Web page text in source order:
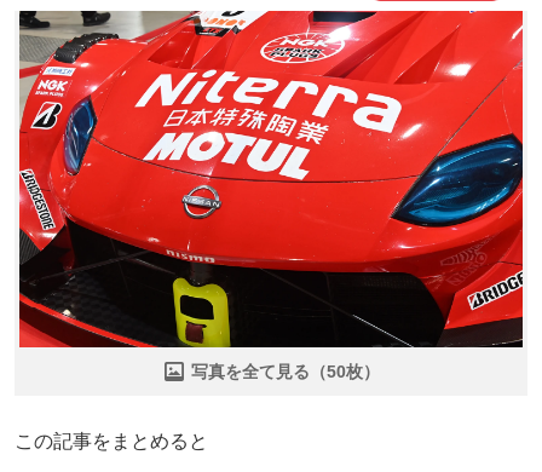
写真を全て見る（50枚）
この記事をまとめると